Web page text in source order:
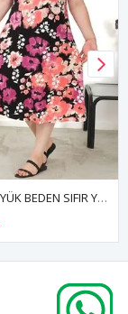
RENKTE BÜYÜK BEDEN SIFIR YAKA KISA KOL DESENLİ ESNEK ELBİSE